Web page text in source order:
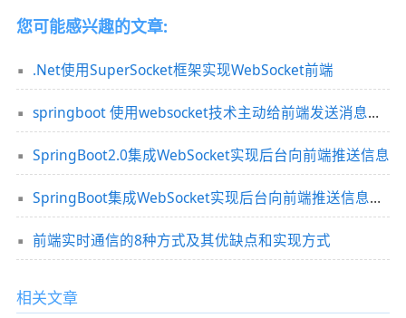
您可能感兴趣的文章:
.Net使用SuperSocket框架实现WebSocket前端
springboot 使用websocket技术主动给前端发送消息的实现
SpringBoot2.0集成WebSocket实现后台向前端推送信息
SpringBoot集成WebSocket实现后台向前端推送信息的示例
前端实时通信的8种方式及其优缺点和实现方式
相关文章